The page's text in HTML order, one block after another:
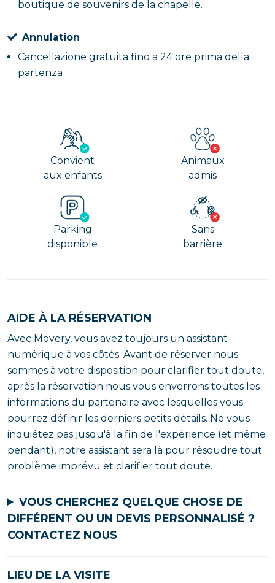
boutique de souvenirs de la chapelle.
Annulation
Cancellazione gratuita fino a 24 ore prima della
partenza
Convient
aux enfants
Animaux
admis
Parking
disponible
Sans
barrière
AIDE À LA RÉSERVATION
Avec Movery, vous avez toujours un assistant
numérique à vos côtés. Avant de réserver nous
sommes à votre disposition pour clarifier tout doute,
après la réservation nous vous enverrons toutes les
informations du partenaire avec lesquelles vous
pourrez définir les derniers petits détails. Ne vous
inquiétez pas jusqu'à la fin de l'expérience (et même
pendant), notre assistant sera là pour résoudre tout
problème imprévu et clarifier tout doute.
VOUS CHERCHEZ QUELQUE CHOSE DE
DIFFÉRENT OU UN DEVIS PERSONNALISÉ ?
CONTACTEZ NOUS
LIEU DE LA VISITE